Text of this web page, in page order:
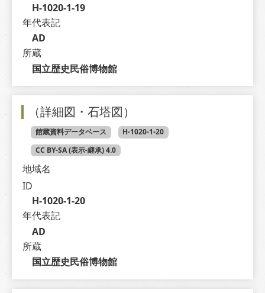
H-1020-1-19
年代表記
AD
所蔵
国立歴史民俗博物館
（詳細図・石塔図）
館蔵資料データベース
H-1020-1-20
CC BY-SA (表示-継承) 4.0
地域名
ID
H-1020-1-20
年代表記
AD
所蔵
国立歴史民俗博物館